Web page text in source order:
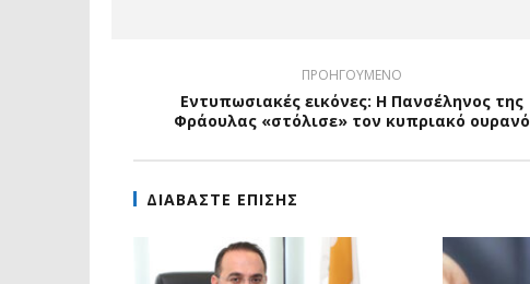
ΠΡΟΗΓΟΥΜΕΝΟ
Εντυπωσιακές εικόνες: Η Πανσέληνος της
Φράουλας «στόλισε» τον κυπριακό ουρανό
ΔΙΑΒΑΣΤΕ ΕΠΙΣΗΣ